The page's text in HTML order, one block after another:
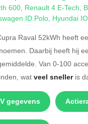
600, Renault 4 E-Tech,
ID.Polo, Hyundai
Raval 52kWh heeft
Daarbij heeft hij
Van 0-100
wat veel snelleris
gegevens